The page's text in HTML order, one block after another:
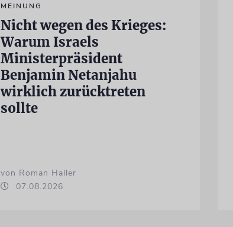
MEINUNG
Nicht wegen des Krieges:
Warum Israels
Ministerpräsident
Benjamin Netanjahu
wirklich zurücktreten
sollte
von Roman Haller
07.08.2026